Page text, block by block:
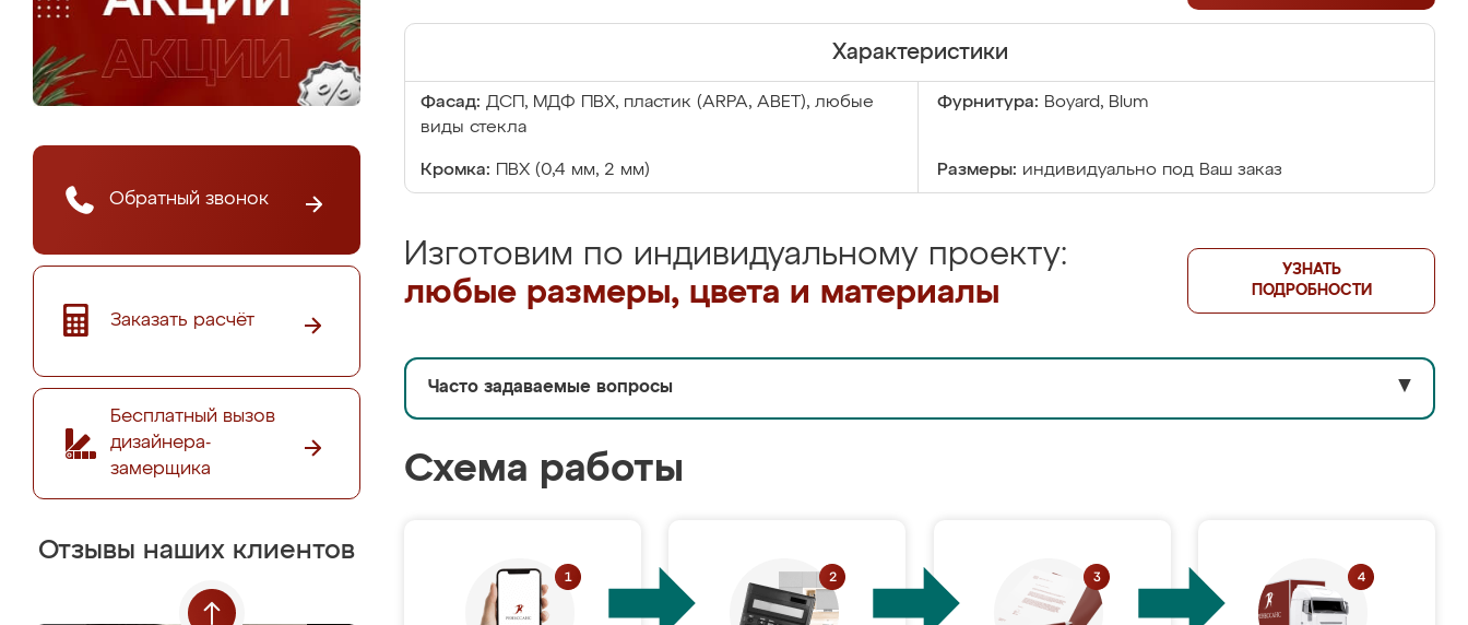
Обратный звонок
Заказать расчёт
Бесплатный вызов
дизайнера-
замерщика
Отзывы наших клиентов
Характеристики
Фасад: ДСП, МДФ ПВХ, пластик (ARPA, ABET), любые
виды стекла
Фурнитура: Boyard, Blum
Кромка: ПВХ (0,4 мм, 2 мм) Размеры: индивидуально под Ваш заказ
Изготовим по индивидуальному проекту:
любые размеры, цвета и материалы
УЗНАТЬ
ПОДРОБНОСТИ
Часто задаваемые вопросы ▼
Схема работы